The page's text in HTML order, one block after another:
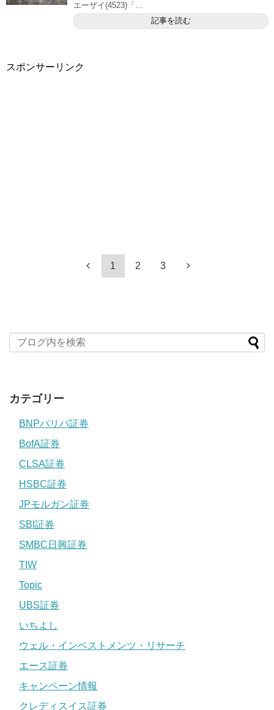
エーザイ(4523)「...
記事を読む
スポンサーリンク
1 2 3
カテゴリー
BNPパリバ証券
BofA証券
CLSA証券
HSBC証券
JPモルガン証券
SBI証券
SMBC日興証券
TIW
Topic
UBS証券
いちよし
ウェル・インベストメンツ・リサーチ
エース証券
キャンペーン情報
クレディスイス証券